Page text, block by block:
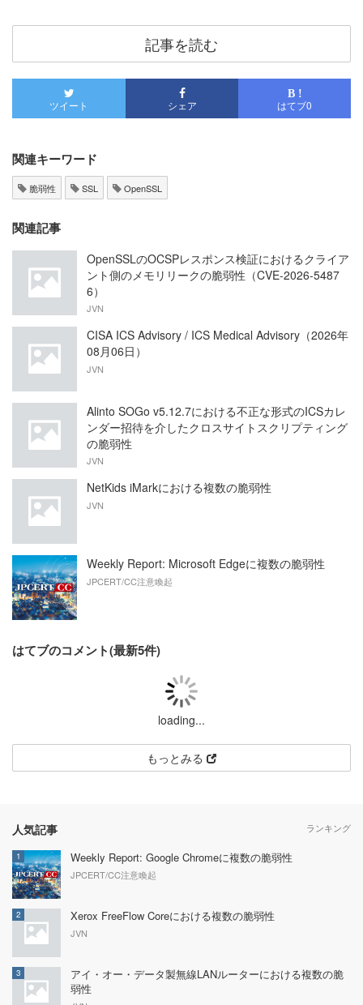
記事を読む
ツイート シェア
B !
はてブ0
関連キーワード
脆弱性 SSL OpenSSL
関連記事
OpenSSLのOCSPレスポンス検証におけるクライア
ント側のメモリリークの脆弱性（CVE-2026-5487
6）
JVN
CISA ICS Advisory / ICS Medical Advisory（2026年
08月06日）
JVN
Alinto SOGo v5.12.7における不正な形式のICSカレ
ンダー招待を介したクロスサイトスクリプティング
の脆弱性
JVN
NetKids iMarkにおける複数の脆弱性
JVN
Weekly Report: Microsoft Edgeに複数の脆弱性
JPCERT/CC注意喚起
はてブのコメント(最新5件)
loading...
もっとみる
人気記事 ランキング
1 Weekly Report: Google Chromeに複数の脆弱性
JPCERT/CC注意喚起
2 Xerox FreeFlow Coreにおける複数の脆弱性
JVN
3
アイ・オー・データ製無線LANルーターにおける複数の脆
弱性